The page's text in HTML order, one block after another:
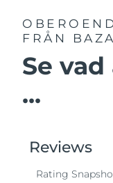
FRÅN
Se
...